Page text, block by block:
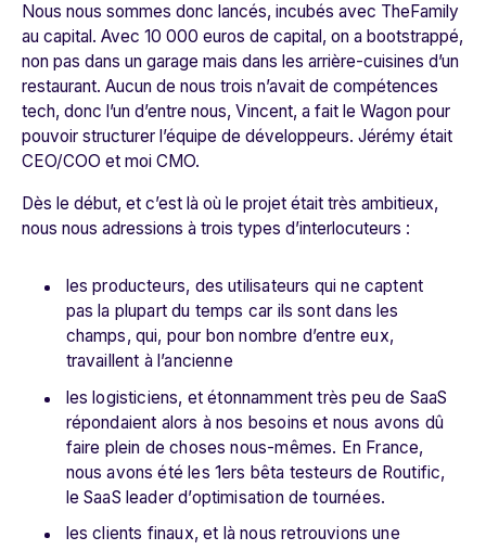
Nous nous sommes donc lancés, incubés avec TheFamily
au capital. Avec 10 000 euros de capital, on a bootstrappé,
non pas dans un garage mais dans les arrière-cuisines d’un
restaurant. Aucun de nous trois n’avait de compétences
tech, donc l’un d’entre nous, Vincent, a fait le Wagon pour
pouvoir structurer l’équipe de développeurs. Jérémy était
CEO/COO et moi CMO.
Dès le début, et c’est là où le projet était très ambitieux,
nous nous adressions à trois types d’interlocuteurs :
les producteurs, des utilisateurs qui ne captent
pas la plupart du temps car ils sont dans les
champs, qui, pour bon nombre d’entre eux,
travaillent à l’ancienne
les logisticiens, et étonnamment très peu de SaaS
répondaient alors à nos besoins et nous avons dû
faire plein de choses nous-mêmes. En France,
nous avons été les 1ers bêta testeurs de Routific,
le SaaS leader d’optimisation de tournées.
les clients finaux, et là nous retrouvions une